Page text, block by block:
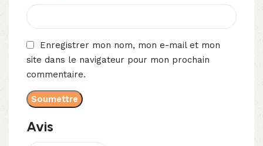
Avis
Enregistrer mon nom, mon e-mail et mon
site dans le navigateur pour mon prochain
commentaire.